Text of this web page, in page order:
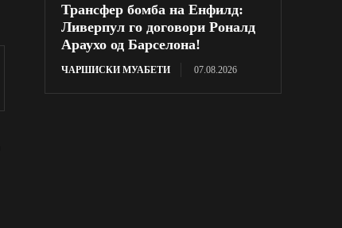
Трансфер бомба на Енфилд:
Ливерпул го договори Роналд
Араухо од Барселона!
ЧАРШИСКИ МУАБЕТИ 07.08.2026